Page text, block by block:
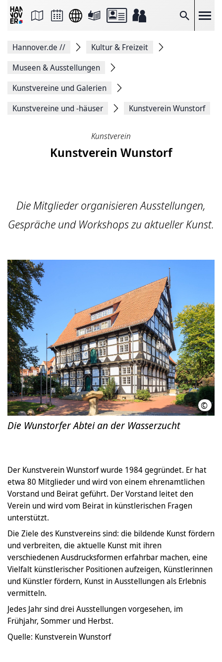
Suche
Seite
Facebook
teilen
Seitenlink
Seite
Hannover.de //
Kultur & Freizeit
Museen & Ausstellungen
Kunstvereine und Galerien
Kunstvereine und -häuser
Kunstverein Wunstorf
Kunstverein
Kunstverein Wunstorf
Die Mitglieder organisieren Ausstellungen,
Gespräche und Workshops zu aktueller Kunst.
©
Die Wunstorfer Abtei an der Wasserzucht
Der Kunstverein Wunstorf wurde 1984 gegründet. Er hat
etwa 80 Mitglieder und wird von einem ehrenamtlichen
Vorstand und Beirat geführt. Der Vorstand leitet den
Verein und wird vom Beirat in künstlerischen Fragen
unterstützt.
Die Ziele des Kunstvereins sind: die bildende Kunst fördern
und verbreiten, die aktuelle Kunst mit ihren
verschiedenen Ausdrucksformen erfahrbar machen, eine
Vielfalt künstlerischer Positionen aufzeigen, Künstlerinnen
und Künstler fördern, Kunst in Ausstellungen als Erlebnis
vermitteln.
Jedes Jahr sind drei Ausstellungen vorgesehen, im
Frühjahr, Sommer und Herbst.
Quelle: Kunstverein Wunstorf